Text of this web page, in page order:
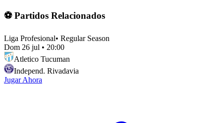
⚽ Partidos Relacionados
Liga Profesional• Regular Season
Dom 26 jul • 20:00
Atletico Tucuman
Independ. Rivadavia
Jugar Ahora